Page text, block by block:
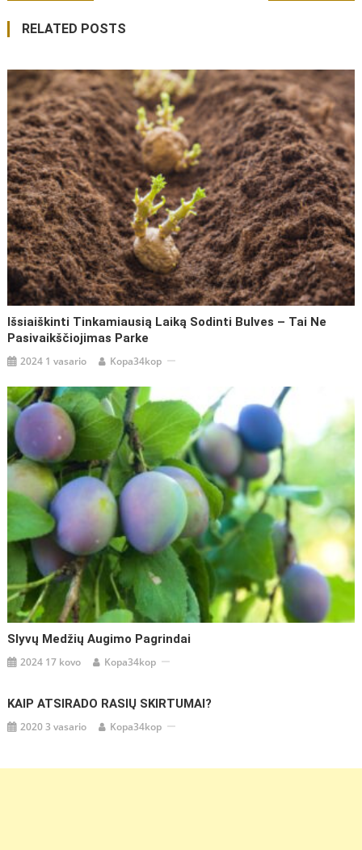
tarp
įrašų
RELATED POSTS
Išsiaiškinti Tinkamiausią Laiką Sodinti Bulves – Tai Ne
Pasivaikščiojimas Parke
2024 1 vasario Kopa34kop
Slyvų Medžių Augimo Pagrindai
2024 17 kovo Kopa34kop
KAIP ATSIRADO RASIŲ SKIRTUMAI?
2020 3 vasario Kopa34kop